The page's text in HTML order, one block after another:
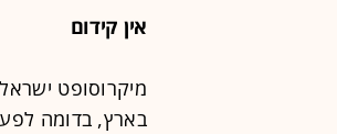
אין קידום
מיקרוסופט ישראל
בארץ, בדומה